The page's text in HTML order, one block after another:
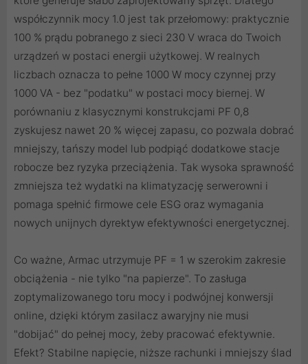
współczynnik mocy 1.0 jest tak przełomowy: praktycznie
100 % prądu pobranego z sieci 230 V wraca do Twoich
urządzeń w postaci energii użytkowej. W realnych
liczbach oznacza to pełne 1000 W mocy czynnej przy
1000 VA - bez "podatku" w postaci mocy biernej. W
porównaniu z klasycznymi konstrukcjami PF 0,8
zyskujesz nawet 20 % więcej zapasu, co pozwala dobrać
mniejszy, tańszy model lub podpiąć dodatkowe stacje
robocze bez ryzyka przeciążenia. Tak wysoka sprawność
zmniejsza też wydatki na klimatyzację serwerowni i
pomaga spełnić firmowe cele ESG oraz wymagania
nowych unijnych dyrektyw efektywności energetycznej.
Co ważne, Armac utrzymuje PF = 1 w szerokim zakresie
obciążenia - nie tylko "na papierze". To zasługa
zoptymalizowanego toru mocy i podwójnej konwersji
online, dzięki którym zasilacz awaryjny nie musi
"dobijać" do pełnej mocy, żeby pracować efektywnie.
Efekt? Stabilne napięcie, niższe rachunki i mniejszy ślad